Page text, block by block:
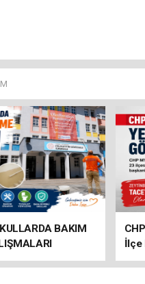
BAKIM
İlçe